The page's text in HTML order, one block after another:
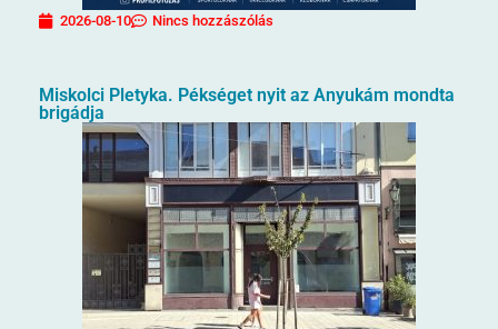
2026-08-10 Nincs hozzászólás
Miskolci Pletyka. Pékséget nyit az Anyukám mondta
brigádja